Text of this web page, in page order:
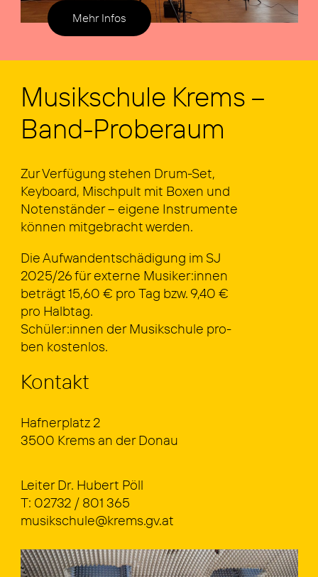
Mehr Infos
Musik­schu­le Krems –
Band-Pro­be­raum
Zur Ver­fü­gung ste­hen Drum-Set,
Key­board, Misch­pult mit Boxen und
Noten­stän­der – eige­ne Instru­men­te
kön­nen mit­ge­bracht wer­den.
Die Auf­wand­ent­schä­di­gung im SJ
2025/26 für exter­ne Musiker:innen
beträgt 15,60 € pro Tag bzw. 9,40 €
pro Halb­tag.
Schüler:innen der Musik­schu­le pro­
ben kos­ten­los.
Kon­takt
Haf­ner­platz 2
3500 Krems an der Donau
Lei­ter Dr. Hubert Pöll
T: 02732 / 801 365
musikschule@krems.gv.at